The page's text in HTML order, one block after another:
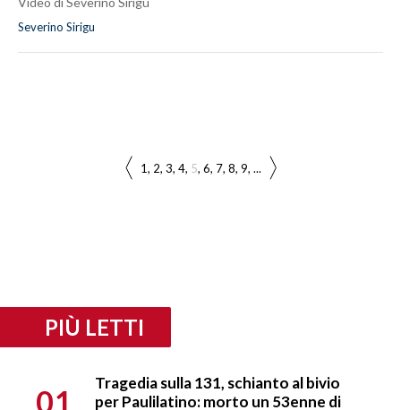
Severino Sirigu
1 2 3 4 5 6 7 8 9 ...
PIÙ LETTI
01
Tragedia sulla 131, schianto al bivio
per Paulilatino: morto un 53enne di